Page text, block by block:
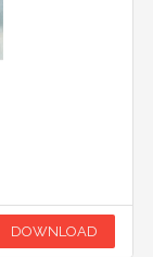
DOWNLOAD